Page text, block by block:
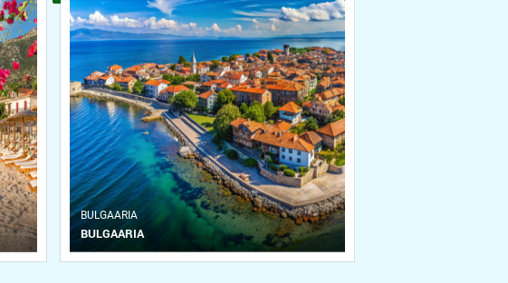
BULGAARIA
BULGAARIA